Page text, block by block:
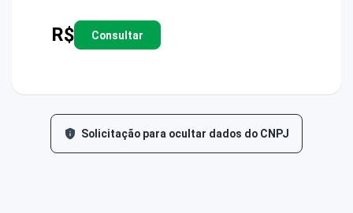
R$ Consultar
Solicitação para ocultar dados do CNPJ